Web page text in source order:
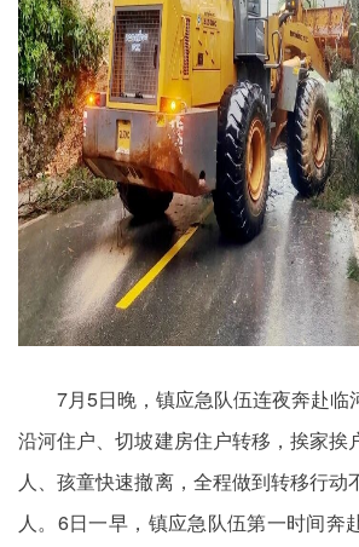
7月5日晚，镇应急队伍连夜奔赴临
沿河住户、切坡建房住户转移，挨家挨
人、孩童快速撤离，全程做到转移行动
人。6日一早，镇应急队伍第一时间奔